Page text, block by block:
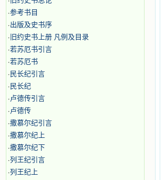
·参考书目
·出版及史书序
· 旧约史书上册 凡例及目录
·若苏厄书引言
·若苏厄书
· 民长纪引言
· 民长纪
·卢德传引言
·卢德传
·撒慕尔纪引言
·撒慕尔纪上
·撒慕尔纪下
·列王纪引言
·列王纪上